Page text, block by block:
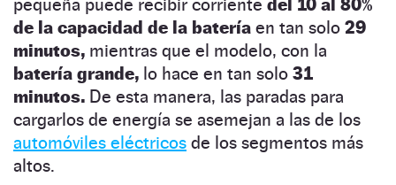
pequeña puede recibir corriente del 10 al 80%
de la capacidad de la batería en tan solo 29
minutos, mientras que el modelo, con la
batería grande, lo hace en tan solo 31
minutos. De esta manera, las paradas para
cargarlos de energía se asemejan a las de los
automóviles eléctricos de los segmentos más
altos.